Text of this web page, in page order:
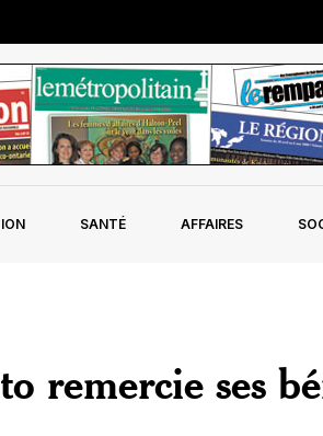
SANTÉ AFFAIRES
remercie ses